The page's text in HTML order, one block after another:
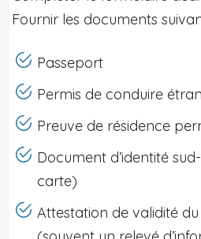
Fournir les documents
Passeport
Permis de conduire
Preuve de résidence
Document d’identité
carte)
Attestation de validité du